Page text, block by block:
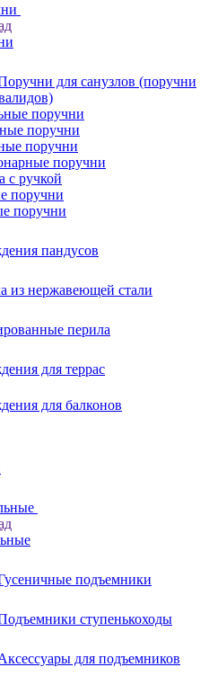
для санузлов (поручни
поручни
поручни
поручни
поручни
с ручкой
поручни
поручни
пандусов
из нержавеющей стали
перила
для террас
для балконов
подъемники
ступенькоходы
для подъемников